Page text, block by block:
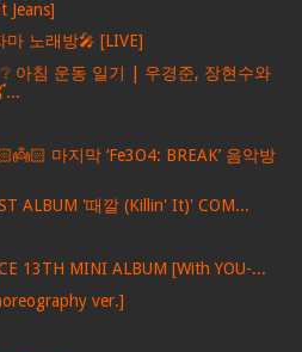
Jeans]
마 노래방🎤 [LIVE]
아침 운동 일기 | 우경준, 장현수와
마지막 ‘Fe3O4: BREAK’ 음악방
ALBUM '때깔 (Killin' It)' COM...
13TH MINI ALBUM [With YOU-...
ver.]